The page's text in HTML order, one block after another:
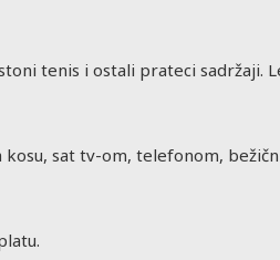
tenis i ostali prateci sadržaji.
sat tv-om, telefonom,